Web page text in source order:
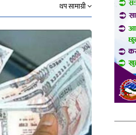
थप सामाग्री